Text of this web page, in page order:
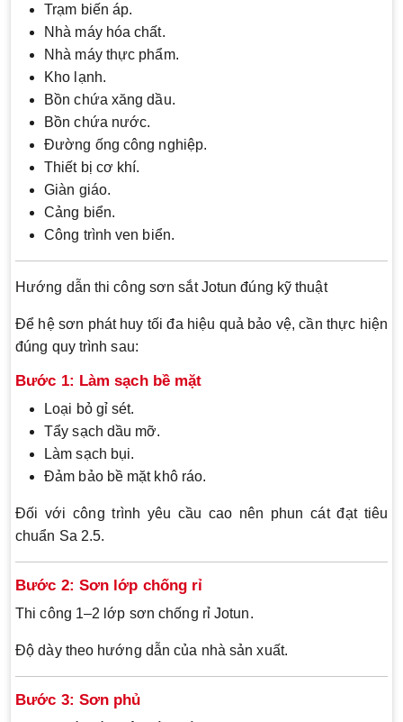
Trạm biến áp.
Nhà máy hóa chất.
Nhà máy thực phẩm.
Kho lạnh.
Bồn chứa xăng dầu.
Bồn chứa nước.
Đường ống công nghiệp.
Thiết bị cơ khí.
Giàn giáo.
Cảng biển.
Công trình ven biển.
Hướng dẫn thi công sơn sắt Jotun đúng kỹ thuật
Để hệ sơn phát huy tối đa hiệu quả bảo vệ, cần thực hiện
đúng quy trình sau:
Bước 1: Làm sạch bề mặt
Loại bỏ gỉ sét.
Tẩy sạch dầu mỡ.
Làm sạch bụi.
Đảm bảo bề mặt khô ráo.
Đối với công trình yêu cầu cao nên phun cát đạt tiêu
chuẩn Sa 2.5.
Bước 2: Sơn lớp chống rỉ
Thi công 1–2 lớp sơn chống rỉ Jotun.
Độ dày theo hướng dẫn của nhà sản xuất.
Bước 3: Sơn phủ